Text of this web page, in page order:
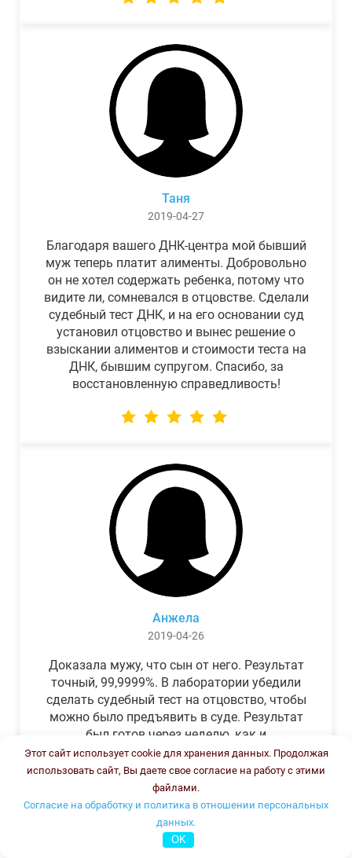
Таня
2019-04-27
Благодаря вашего ДНК-центра мой бывший
муж теперь платит алименты. Добровольно
он не хотел содержать ребенка, потому что
видите ли, сомневался в отцовстве. Сделали
судебный тест ДНК, и на его основании суд
установил отцовство и вынес решение о
взыскании алиментов и стоимости теста на
ДНК, бывшим супругом. Спасибо, за
восстановленную справедливость!
Анжела
2019-04-26
Доказала мужу, что сын от него. Результат
точный, 99,9999%. В лаборатории убедили
сделать судебный тест на отцовство, чтобы
можно было предъявить в суде. Результат
был готов через неделю, как и
обещали.Теперь муж бегает и извиняется.
Этот сайт использует cookie для хранения данных. Продолжая
использовать сайт, Вы даете свое согласие на работу с этими
файлами.
Согласие на обработку и политика в отношении персональных
данных.
OK